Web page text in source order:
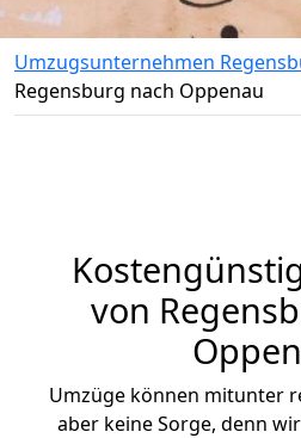
Umzugsunternehmen
Regensburg nach Oppenau
von
Umzüge können mitunter
aber keine Sorge, denn